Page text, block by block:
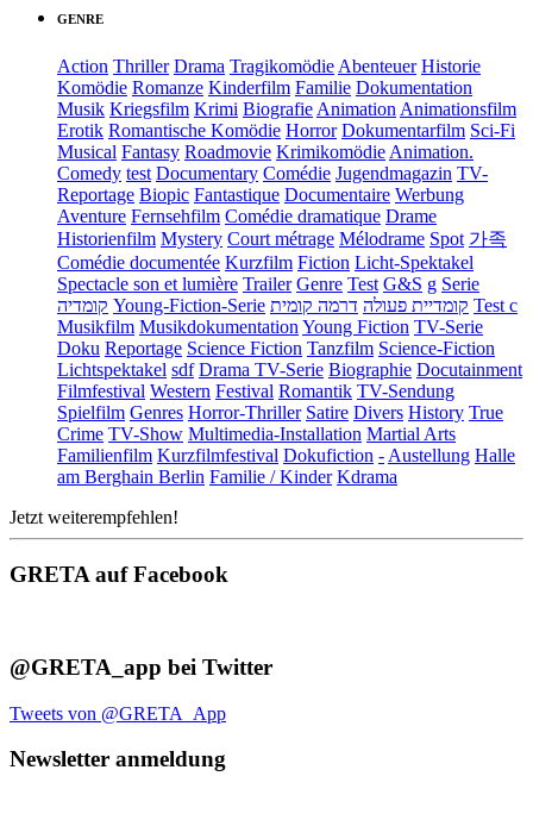
GENRE
Action Thriller Drama Tragikomödie Abenteuer Historie
Komödie Romanze Kinderfilm Familie Dokumentation
Musik Kriegsfilm Krimi Biografie Animation Animationsfilm
Erotik Romantische Komödie Horror Dokumentarfilm Sci-Fi
Musical Fantasy Roadmovie Krimikomödie Animation.
Comedy test Documentary Comédie Jugendmagazin TV-
Reportage Biopic Fantastique Documentaire Werbung
Aventure Fernsehfilm Comédie dramatique Drame
Historienfilm Mystery Court métrage Mélodrame Spot 가족
Comédie documentée Kurzfilm Fiction Licht-Spektakel
Spectacle son et lumière Trailer Genre Test G&S g Serie
קומדיה Young-Fiction-Serie קומדיית פעולה דרמה קומית
Test c
Musikfilm Musikdokumentation Young Fiction TV-Serie
Doku Reportage Science Fiction Tanzfilm Science-Fiction
Lichtspektakel sdf Drama TV-Serie Biographie Docutainment
Filmfestival Western Festival Romantik TV-Sendung
Spielfilm Genres Horror-Thriller Satire Divers History True
Crime TV-Show Multimedia-Installation Martial Arts
Familienfilm Kurzfilmfestival Dokufiction - Austellung Halle
am Berghain Berlin Familie / Kinder Kdrama
Jetzt weiterempfehlen!
GRETA auf Facebook
@GRETA_app bei Twitter
Tweets von @GRETA_App
Newsletter anmeldung